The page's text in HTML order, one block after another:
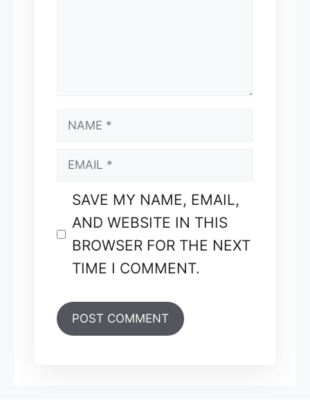
NAME
EMAIL
SAVE MY NAME, EMAIL,
AND WEBSITE IN THIS
BROWSER FOR THE NEXT
TIME I COMMENT.